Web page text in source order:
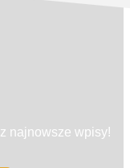
najnowsze wpisy!